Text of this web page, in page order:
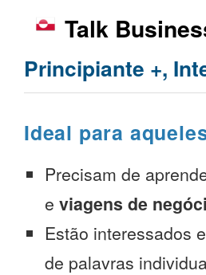
Talk
Principiante +,
Ideal para
Precisam de
e viagens de
Estão interessados
de palavras